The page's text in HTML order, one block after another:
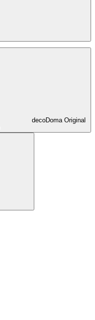
decoDoma Original